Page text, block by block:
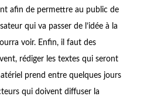
afin de permettre au public de
qui va passer de l’idée à la
voir. Enfin, il faut des
rédiger les textes qui seront
prend entre quelques jours
qui doivent diffuser la